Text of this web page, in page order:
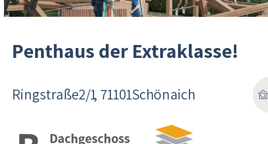
Penthaus der Extraklasse!
Ringstraße2/1 71101Schönaich